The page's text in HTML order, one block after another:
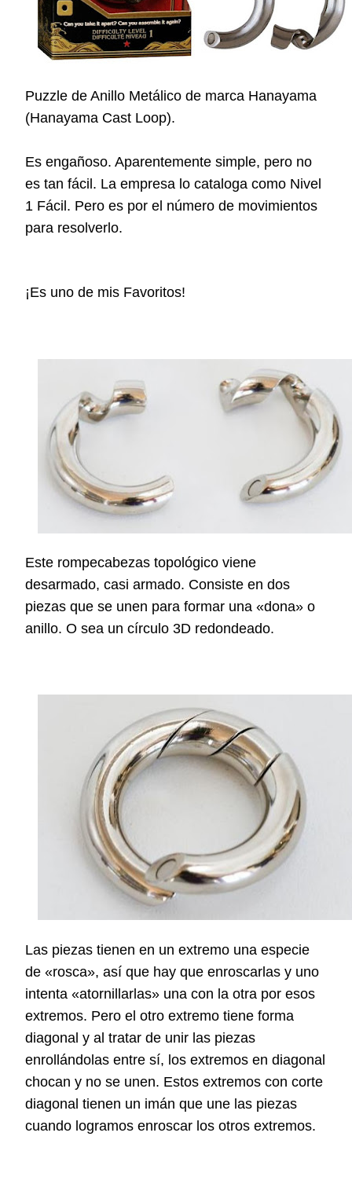
Puzzle de Anillo Metálico de marca Hanayama
(Hanayama Cast Loop).
Es engañoso. Aparentemente simple, pero no
es tan fácil. La empresa lo cataloga como Nivel
1 Fácil. Pero es por el número de movimientos
para resolverlo.
¡Es uno de mis Favoritos!
Este rompecabezas topológico viene
desarmado, casi armado. Consiste en dos
piezas que se unen para formar una «dona» o
anillo. O sea un círculo 3D redondeado.
Las piezas tienen en un extremo una especie
de «rosca», así que hay que enroscarlas y uno
intenta «atornillarlas» una con la otra por esos
extremos. Pero el otro extremo tiene forma
diagonal y al tratar de unir las piezas
enrollándolas entre sí, los extremos en diagonal
chocan y no se unen. Estos extremos con corte
diagonal tienen un imán que une las piezas
cuando logramos enroscar los otros extremos.